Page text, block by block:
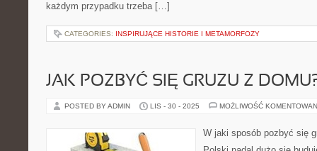
każdym przypadku trzeba […]
CATEGORIES: INSPIRUJĄCE HISTORIE I METAMORFOZY
JAK POZBYĆ SIĘ GRUZU Z
POSTED BY ADMIN LIS - 30 - 2025 MOŻLIWOŚĆ
W jaki sposób pozbyć się